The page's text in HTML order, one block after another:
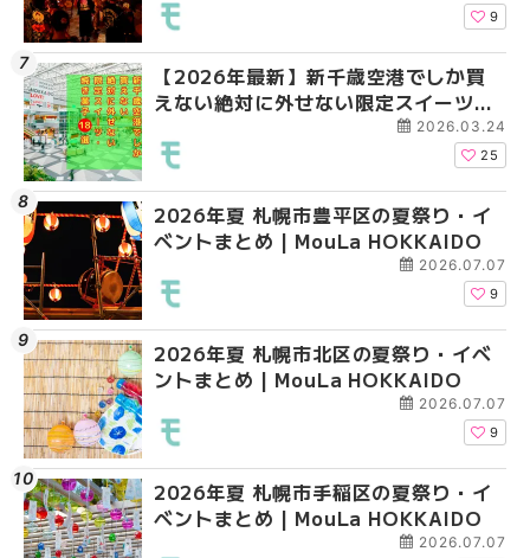
9
【2026年最新】新千歳空港でしか買
えない絶対に外せない限定スイーツ・
焼き菓子18選 | MouLa HOKKAIDO
2026.03.24
25
2026年夏 札幌市豊平区の夏祭り・イ
ベントまとめ | MouLa HOKKAIDO
2026.07.07
9
2026年夏 札幌市北区の夏祭り・イベ
ントまとめ | MouLa HOKKAIDO
2026.07.07
9
2026年夏 札幌市手稲区の夏祭り・イ
ベントまとめ | MouLa HOKKAIDO
2026.07.07
2026年夏 札幌市南区
ントまとめ | MouLa
2026年夏 札幌市豊平
ベントまとめ |
2026年夏 札幌市中央
ベントまとめ |
2026年夏 恵庭市・千
イベントまとめ |
2026年夏 札幌市清田
ベントまとめ |
【2026年最新】新千
えない絶対に外せない
焼き菓子18選 |
【新千歳空港】新カー
業。「SUPER
ーパーラウンジアネッ
介！！ | MouLa
2026年夏 札幌市豊平
ベントまとめ |